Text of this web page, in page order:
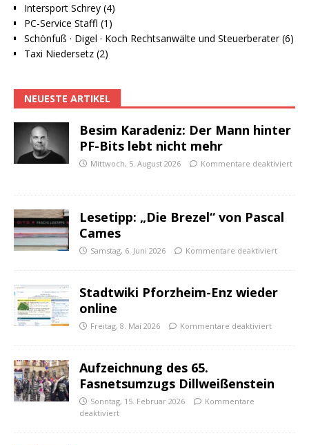
Intersport Schrey (4)
PC-Service Staffl (1)
Schönfuß · Digel · Koch Rechtsanwälte und Steuerberater (6)
Taxi Niedersetz (2)
NEUESTE ARTIKEL
Besim Karadeniz: Der Mann hinter
PF-Bits lebt nicht mehr
Mittwoch, 5. August 2026 Kommentare deaktiviert
Lesetipp: „Die Brezel“ von Pascal
Cames
Samstag, 6. Juni 2026 Kommentare deaktiviert
Stadtwiki Pforzheim-Enz wieder
online
Freitag, 8. Mai 2026 Kommentare deaktiviert
Aufzeichnung des 65.
Fasnetsumzugs Dillweißenstein
Sonntag, 15. Februar 2026
Kommentare
deaktiviert